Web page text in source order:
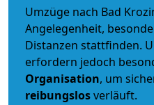
Umzüge nach Bad
Angelegenheit,
Distanzen stattfinden.
erfordern jedoch
Organisation, um
reibungslosverläuft.